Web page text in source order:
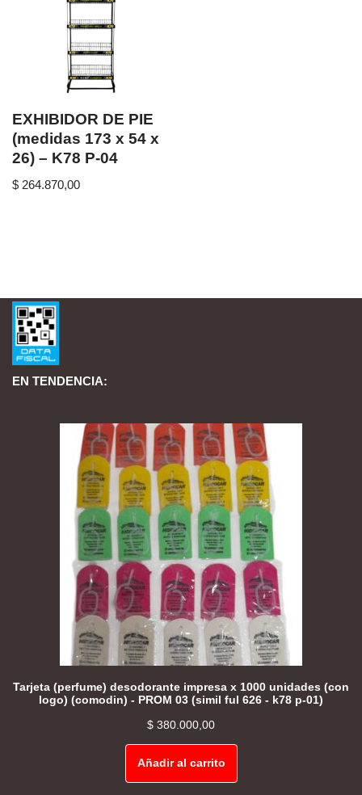
EXHIBIDOR DE PIE
(medidas 173 x 54 x
26) – K78 P-04
$ 264.870,00
EN TENDENCIA:
Tarjeta (perfume) desodorante impresa x 1000 unidades (con
logo) (comodin) - PROM 03 (simil ful 626 - k78 p-01)
$ 380.000,00
Añadir al carrito